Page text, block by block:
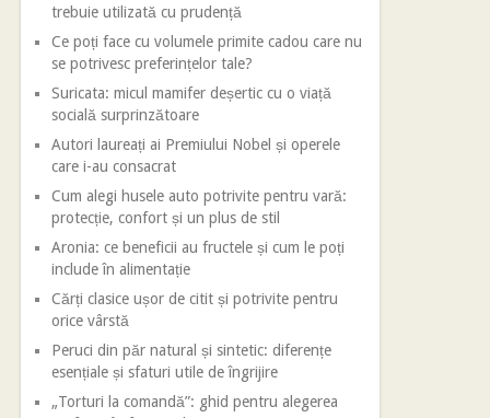
trebuie utilizată cu prudență
Ce poți face cu volumele primite cadou care nu
se potrivesc preferințelor tale?
Suricata: micul mamifer deșertic cu o viață
socială surprinzătoare
Autori laureați ai Premiului Nobel și operele
care i-au consacrat
Cum alegi husele auto potrivite pentru vară:
protecție, confort și un plus de stil
Aronia: ce beneficii au fructele și cum le poți
include în alimentație
Cărți clasice ușor de citit și potrivite pentru
orice vârstă
Peruci din păr natural și sintetic: diferențe
esențiale și sfaturi utile de îngrijire
„Torturi la comandă”: ghid pentru alegerea